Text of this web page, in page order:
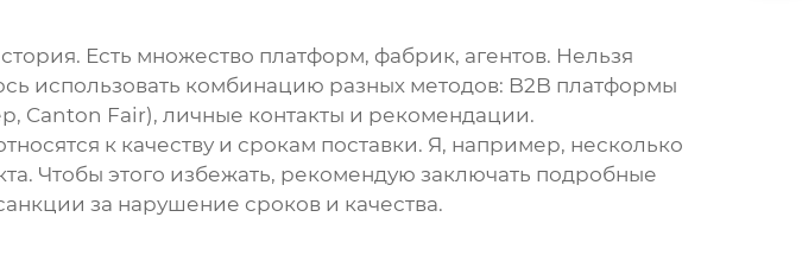
Есть множество платформ, фабрик, агентов. Нельзя
использовать комбинацию разных методов: B2B платформы
Canton Fair), личные контакты и рекомендации.
к качеству и срокам поставки. Я, например, несколько
Чтобы этого избежать, рекомендую заключать подробные
за нарушение сроков и качества.